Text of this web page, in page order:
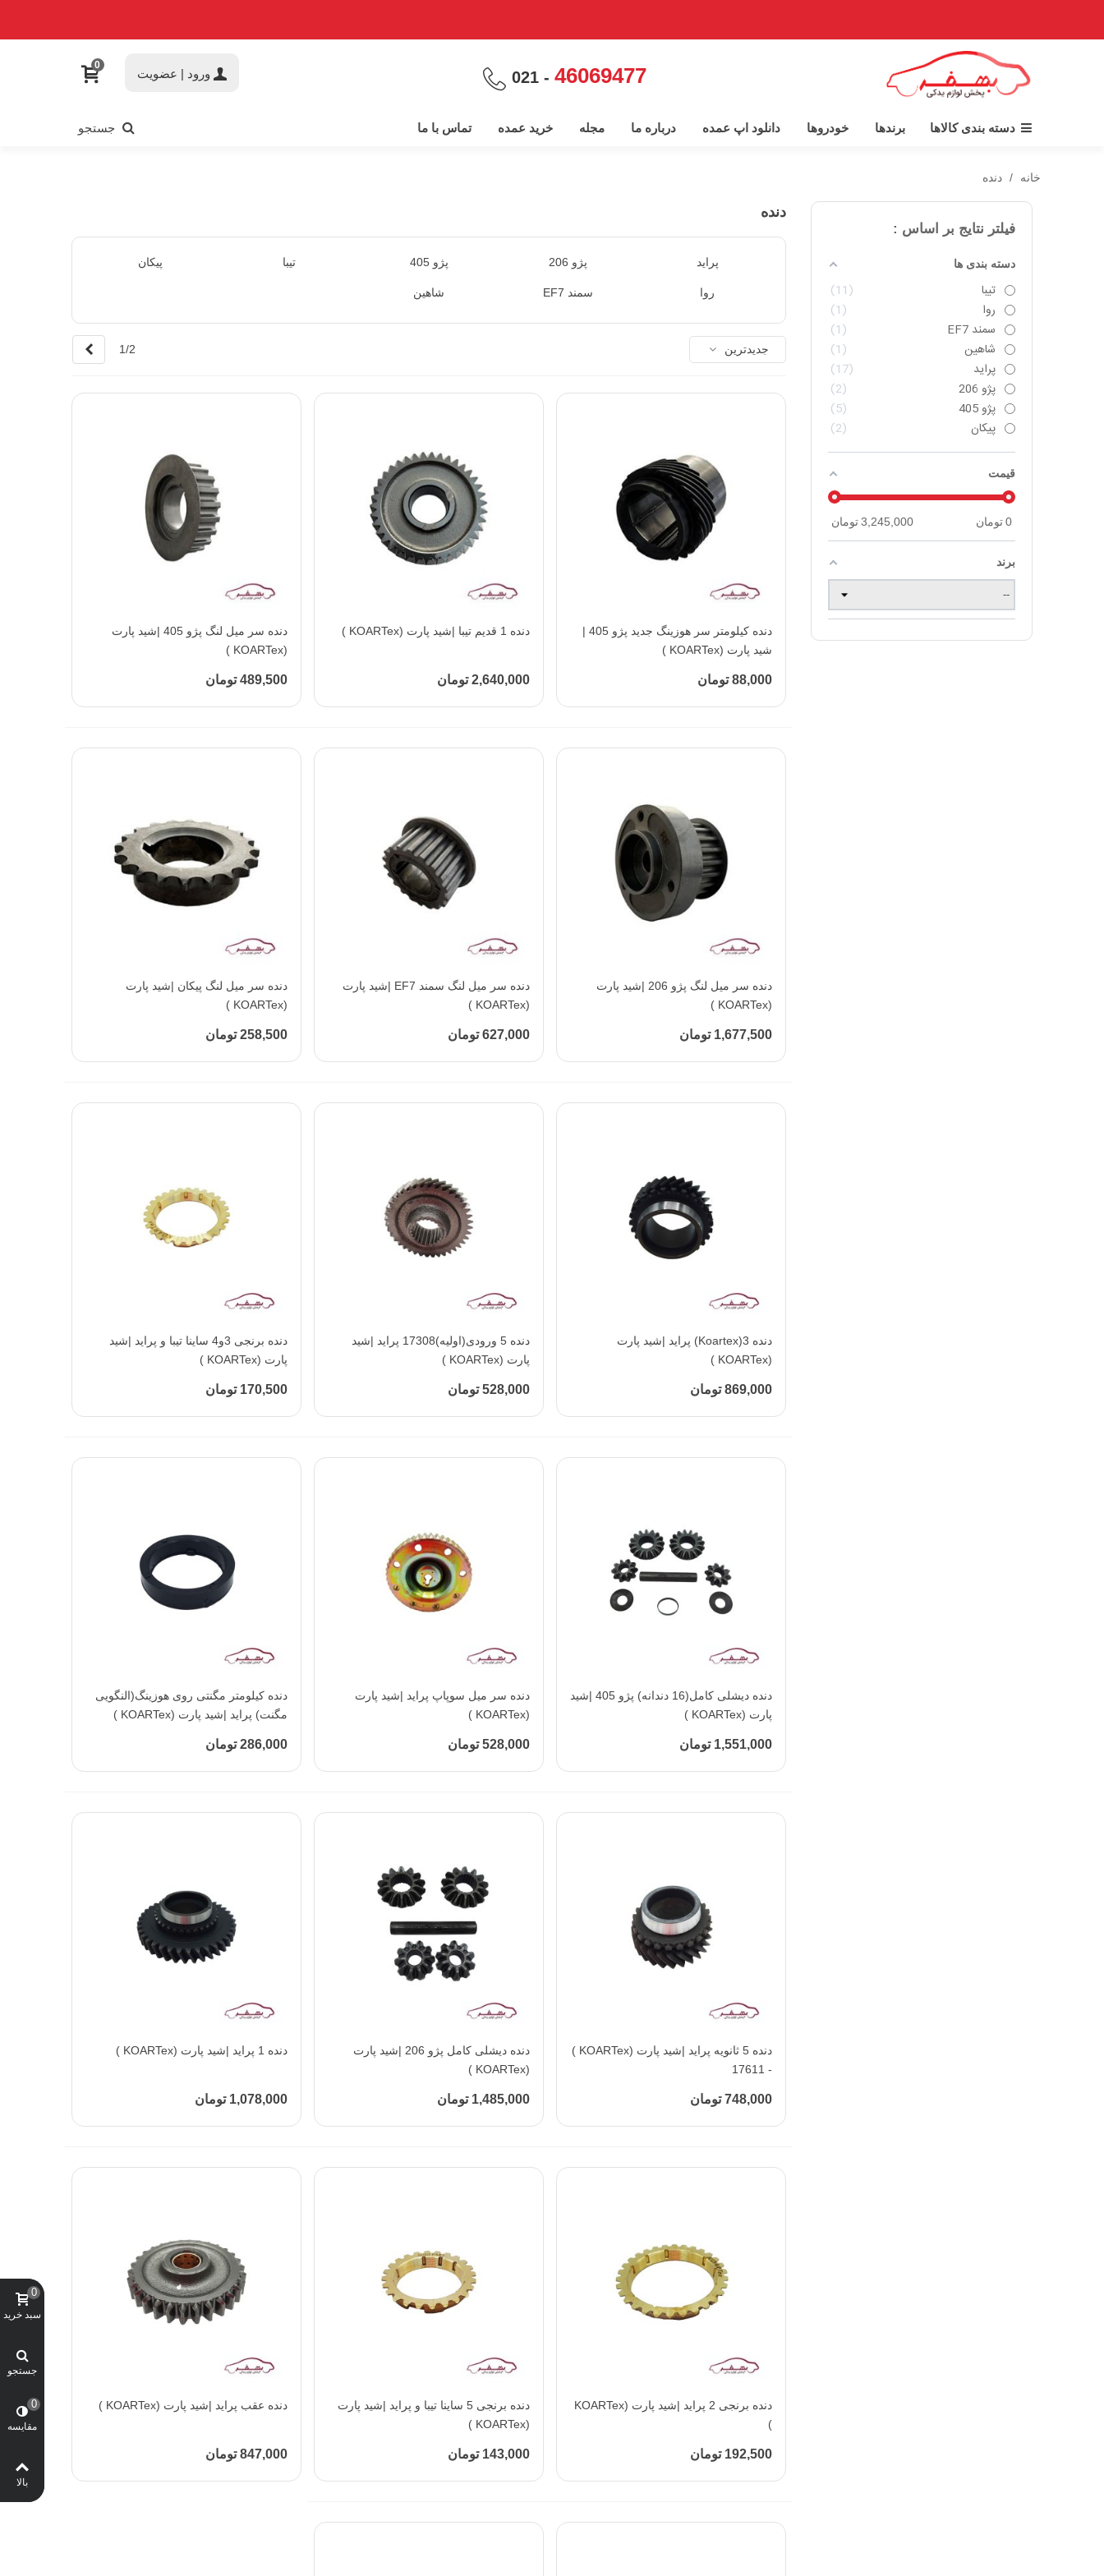
46069477
- 021 ورود | عضویت
0
دسته بندی کالاها برندها خودروها دانلود اپ عمده درباره ما مجله خرید عمده تماس با ما جستجو
خانه / دنده
فیلتر نتایج بر اساس :
دسته بندی ها
تیبا
11
روا
1
سمند EF7
1
شاهین
1
پراید
17
پژو 206
2
پژو 405
5
پیکان
2
قیمت
0تومان 3,245,000تومان
برند
دنده
پراید پژو 206 پژو 405 تیبا پیکان
روا سمند EF7 شاهین
جدیدترین 1/2
افزودن به محبوب‌ها
دنده کیلومتر سر هوزینگ جدید پژو 405 |
شید پارت (KOARTex )
88,000 تومان
افزودن به محبوب‌ها دنده 1 قدیم تیبا |شید پارت (KOARTex )
2,640,000 تومان
افزودن به محبوب‌هادنده سر میل لنگ پژو 405 |شید پارت
(KOARTex )
489,500 تومان
افزودن به محبوب‌هادنده سر میل لنگ پژو 206 |شید پارت
(KOARTex )
1,677,500 تومان
افزودن به محبوب‌هادنده سر میل لنگ سمند EF7 |شید پارت
(KOARTex )
627,000 تومان
افزودن به محبوب‌ها
دنده سر میل لنگ پیکان |شید پارت
(KOARTex )
258,500 تومان
افزودن به محبوب‌ها
دنده 3(koartex) پراید |شید پارت
(KOARTex )
869,000 تومان
افزودن به محبوب‌هادنده 5 ورودی(اولیه)17308 پراید |شید
پارت (KOARTex )
528,000 تومان
افزودن به محبوب‌ها
دنده برنجی 3و4 ساینا تیبا و پراید |شید
پارت (KOARTex )
170,500 تومان
افزودن به محبوب‌ها
دنده دیشلی کامل(16 دندانه) پژو 405 |شید
پارت (KOARTex )
1,551,000 تومان
افزودن به محبوب‌ها
دنده سر میل سوپاپ پراید |شید پارت
(KOARTex )
528,000 تومان
افزودن به محبوب‌ها
دنده کیلومتر مگنتی روی هوزینگ(النگویی
مگنت) پراید |شید پارت (KOARTex )
286,000 تومان
افزودن به محبوب‌ها
دنده 5 ثانویه پراید |شید پارت (KOARTex )
- 17611
748,000 تومان
افزودن به محبوب‌هادنده دیشلی کامل پژو 206 |شید پارت
(KOARTex )
1,485,000 تومان
افزودن به محبوب‌ها دنده 1 پراید |شید پارت (KOARTex )
1,078,000 تومان
افزودن به محبوب‌هادنده برنجی 2 پراید |شید پارت (KOARTex
)
192,500 تومان
افزودن به محبوب‌ها
دنده برنجی 5 ساینا تیبا و پراید |شید پارت
(KOARTex )
143,000 تومان
افزودن به محبوب‌ها
دنده عقب پراید |شید پارت (KOARTex )
847,000 تومان
سبد خرید
0
جستجو
مقایسه
0
بالا